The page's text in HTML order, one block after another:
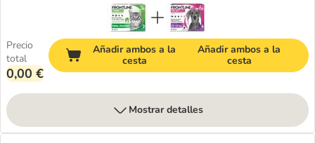
Precio
total
0,00 €
Añadir ambos a la
cesta
Añadir ambos a la
cesta
Mostrar detalles